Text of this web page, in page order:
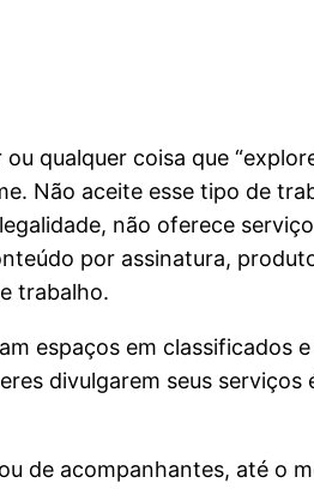
qualquer coisa que
Não aceite esse tipo de
não oferece
por assinatura,
trabalho.
espaços em classificados
divulgarem seus
de acompanhantes, até o